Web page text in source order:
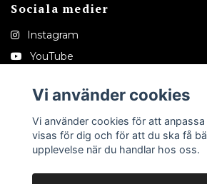
Sociala medier
Instagram
YouTube
Tiktok
Vi använder cookies
Vi använder cookies för att
visas för dig och för att du ska få
upplevelse när du handlar hos oss.